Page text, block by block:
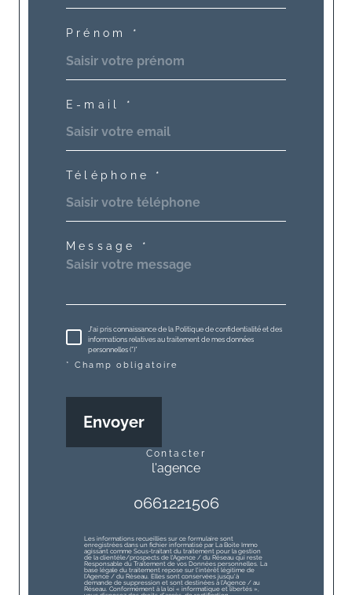
Prénom *
E-mail *
Téléphone *
Message *
J'ai pris connaissance de la Politique de confidentialité et des
informations relatives au traitement de mes données
personnelles (*)*
* Champ obligatoire
Envoyer
contacter
l'agence
0661221506
Les informations recueillies sur ce formulaire sont
enregistrées dans un fichier informatisé par La Boite Immo
agissant comme Sous-traitant du traitement pour la gestion
de la clientèle/prospects de l'Agence / du Réseau qui reste
Responsable du Traitement de vos Données personnelles. La
base légale du traitement repose sur l'intérêt légitime de
l'Agence / du Réseau. Elles sont conservées jusqu'à
demande de suppression et sont destinées à l'Agence / au
Réseau. Conformément à la loi « informatique et libertés »,